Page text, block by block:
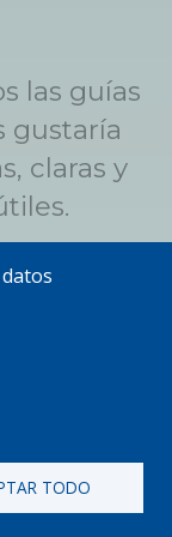
las guías
gustaría
claras y
TODO